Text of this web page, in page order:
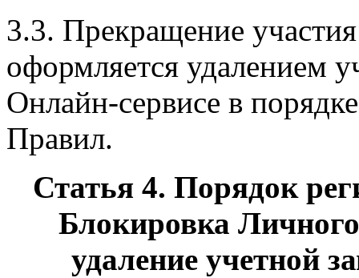
3.3. Прекращение
оформляется удалением
Онлайн-сервисе в
Правил.
Статья 4. Порядок
Блокировка
удаление учетной